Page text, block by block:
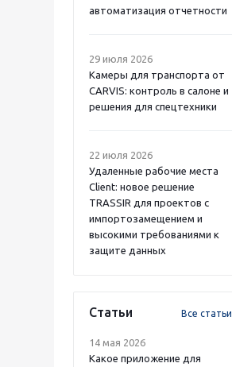
автоматизация отчетности
29 июля 2026
Камеры для транспорта от
CARVIS: контроль в салоне и
решения для спецтехники
22 июля 2026
Удаленные рабочие места
Client: новое решение
TRASSIR для проектов с
импортозамещением и
высокими требованиями к
защите данных
Статьи Все статьи
14 мая 2026
Какое приложение для